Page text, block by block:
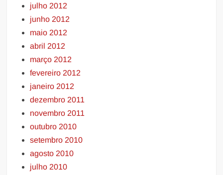
julho 2012
junho 2012
maio 2012
abril 2012
março 2012
fevereiro 2012
janeiro 2012
dezembro 2011
novembro 2011
outubro 2010
setembro 2010
agosto 2010
julho 2010